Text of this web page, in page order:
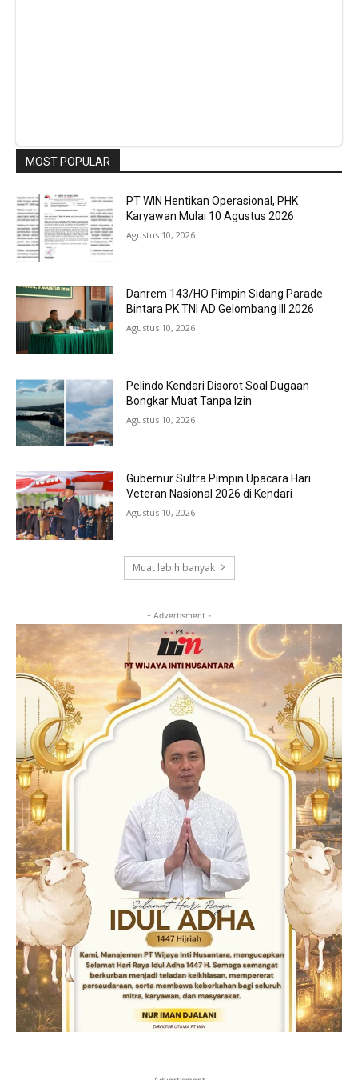
MOST POPULAR
PT WIN Hentikan Operasional, PHK
Karyawan Mulai 10 Agustus 2026
Agustus 10, 2026
Danrem 143/HO Pimpin Sidang Parade
Bintara PK TNI AD Gelombang III 2026
Agustus 10, 2026
Pelindo Kendari Disorot Soal Dugaan
Bongkar Muat Tanpa Izin
Agustus 10, 2026
Gubernur Sultra Pimpin Upacara Hari
Veteran Nasional 2026 di Kendari
Agustus 10, 2026
Muat lebih banyak
- Advertisment -